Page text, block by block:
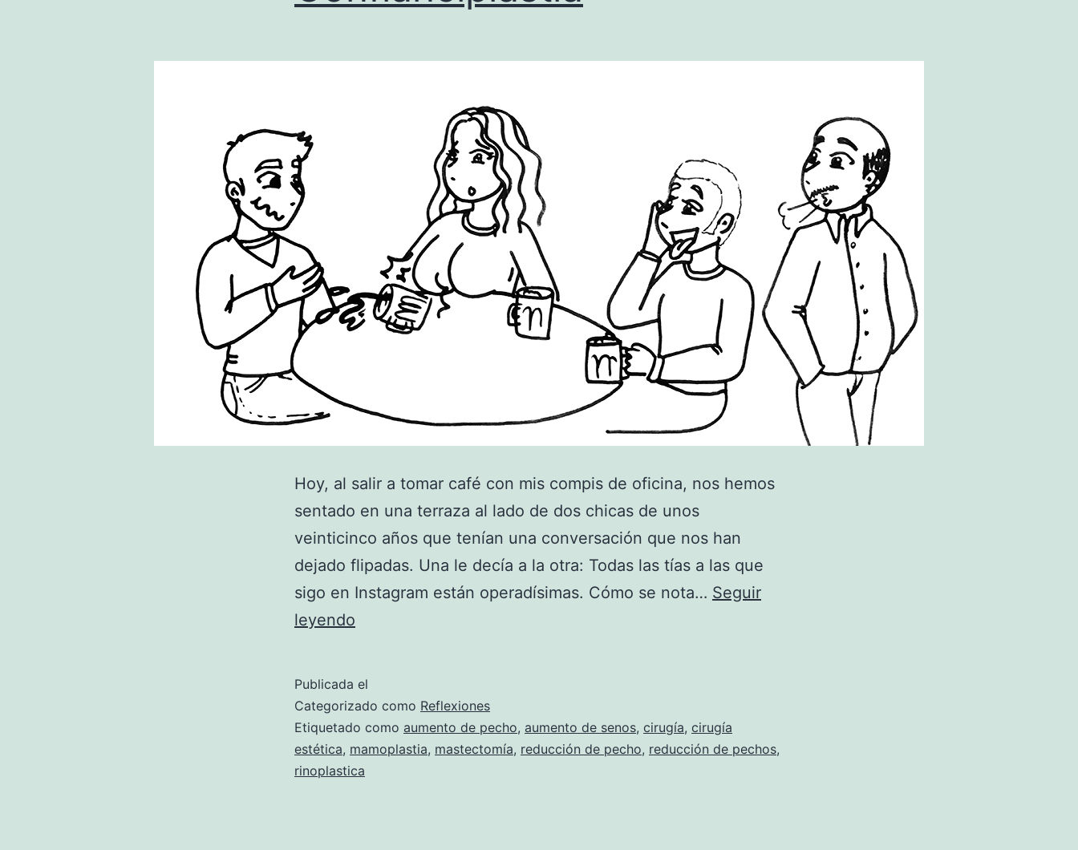
Hoy, al salir a tomar café con mis compis de oficina, nos hemos
sentado en una terraza al lado de dos chicas de unos
veinticinco años que tenían una conversación que nos han
dejado flipadas. Una le decía a la otra: Todas las tías a las que
sigo en Instagram están operadísimas. Cómo se nota… Seguir
leyendo
Publicada el
Categorizado como Reflexiones
Etiquetado como aumento de pecho, aumento de senos, cirugía, cirugía
estética, mamoplastia, mastectomía, reducción de pecho, reducción de pechos,
rinoplastica